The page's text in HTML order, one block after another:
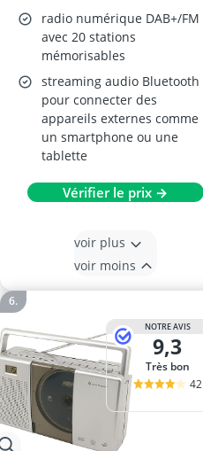
radio numérique DAB+/FM
avec 20 stations
mémorisables
streaming audio Bluetooth
pour connecter des
appareils externes comme
un smartphone ou une
tablette
Vérifier le prix →
voir plus
voir moins
NOTRE AVIS
9,3
Très bon
42